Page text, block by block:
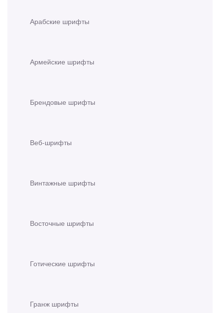
Арабские шрифты
Армейские шрифты
Брендовые шрифты
Веб-шрифты
Винтажные шрифты
Восточные шрифты
Готические шрифты
Гранж шрифты